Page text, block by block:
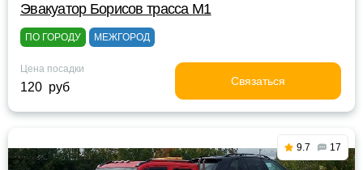
Эвакуатор Борисов трасса М1
ПО ГОРОДУ МЕЖГОРОД
Цена посадки
120 руб Связаться
9.7 17